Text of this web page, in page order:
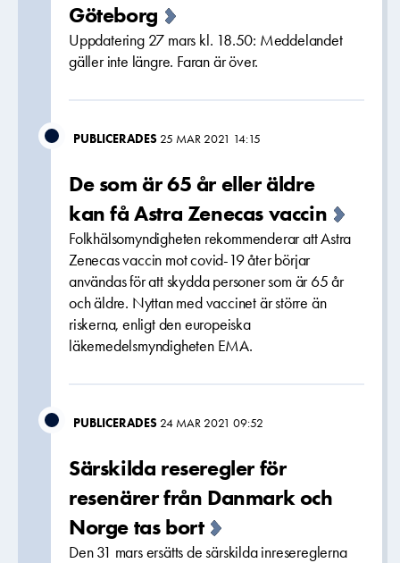
Göteborg
Uppdatering 27 mars kl. 18.50: Meddelandet
gäller inte längre. Faran är över.
PUBLICERADES 25 MAR 2021 14:15
De som är 65 år eller äldre
kan få Astra Zenecas vaccin
Folkhälsomyndigheten rekommenderar att Astra
Zenecas vaccin mot covid-19 åter börjar
användas för att skydda personer som är 65 år
och äldre. Nyttan med vaccinet är större än
riskerna, enligt den europeiska
läkemedelsmyndigheten EMA.
PUBLICERADES 24 MAR 2021 09:52
Särskilda reseregler för
resenärer från Danmark och
Norge tas bort
Den 31 mars ersätts de särskilda inresereglerna